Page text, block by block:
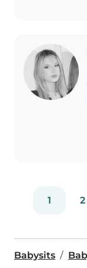
1 2
Babysits